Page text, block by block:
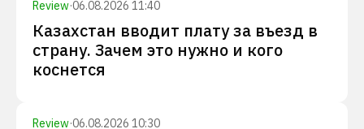
Review·06.08.2026 11:40
Казахстан вводит плату за въезд в
страну. Зачем это нужно и кого
коснется
Review·06.08.2026 10:30